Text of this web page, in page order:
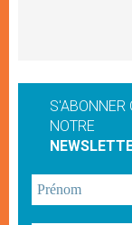
S'ABONNER
NOTRE